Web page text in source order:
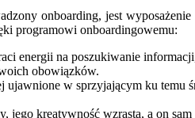
onboarding, jest
programowi onboardingowemu:
energii na poszukiwanie
obowiązków.
ujawnione w sprzyjającym ku temu
jego kreatywność wzrasta, a on